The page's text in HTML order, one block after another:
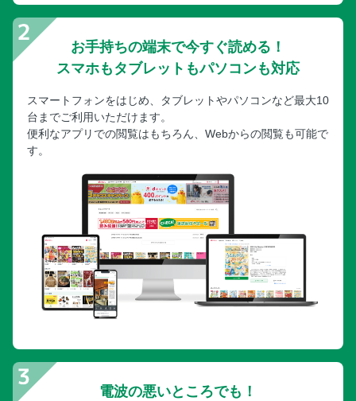
お手持ちの端末で今すぐ読める！
スマホもタブレットもパソコンも対応
スマートフォンをはじめ、タブレットやパソコンなど最大10
台までご利用いただけます。
便利なアプリでの閲覧はもちろん、Webからの閲覧も可能で
す。
電波の悪いところでも！